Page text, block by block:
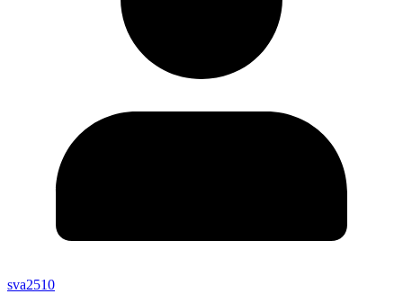
sva2510